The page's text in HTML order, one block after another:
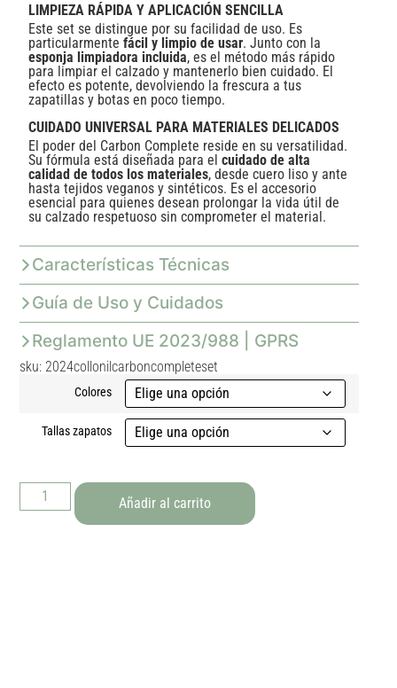
LIMPIEZA RÁPIDA Y APLICACIÓN SENCILLA
Este set se distingue por su facilidad de uso. Es
particularmentefácil y limpio de usar. Junto con la
esponja limpiadora incluida, es el método más rápido
para limpiar el calzado y mantenerlo bien cuidado. El
efecto es potente, devolviendo la frescura a tus
zapatillas y botas en poco tiempo.
CUIDADO UNIVERSAL PARA MATERIALES DELICADOS
El poder del Carbon Complete reside en su versatilidad.
Su fórmula está diseñada para elcuidado de alta
calidad de todos los materiales, desde cuero liso y ante
hasta tejidos veganos y sintéticos. Es el accesorio
esencial para quienes desean prolongar la vida útil de
su calzado respetuoso sin comprometer el material.
Características Técnicas
Guía de Uso y Cuidados
Reglamento UE 2023/988 | GPRS
sku: 2024collonilcarboncompleteset
Colores
Tallas zapatos
Añadir al carrito